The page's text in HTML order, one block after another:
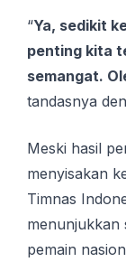
“Ya, sedikit
penting kita
semangat.
tandasnya
Meski hasil
menyisakan
Timnas
menunjukkan
pemain